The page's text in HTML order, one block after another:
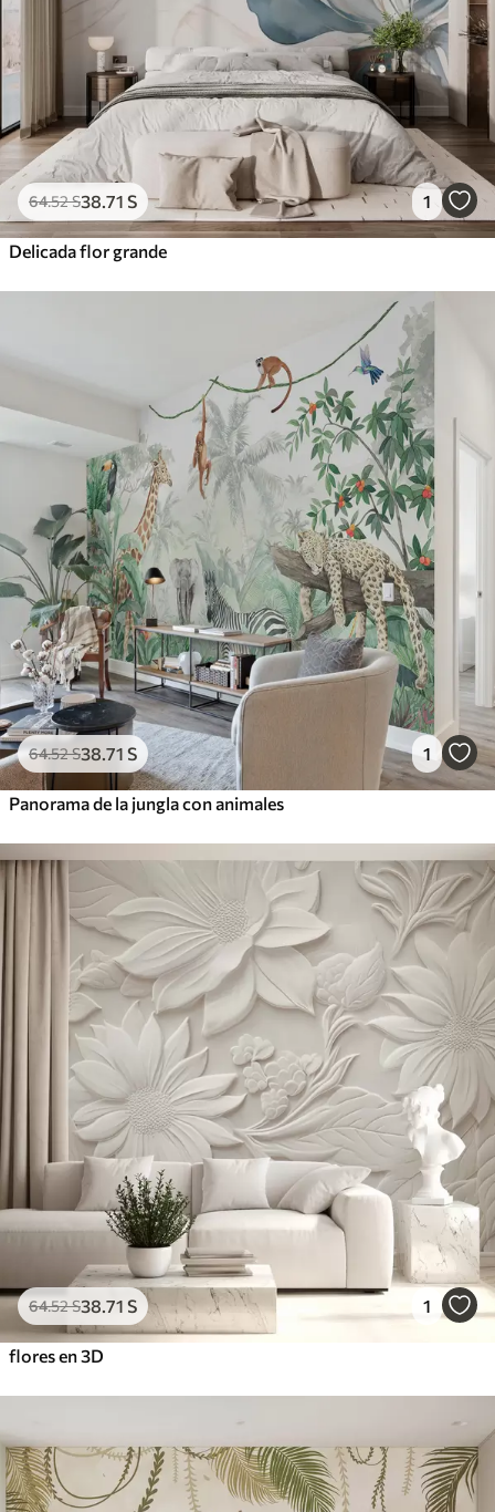
64.52S38 .71 S 1
Delicada flor grande
64.52S38 .71 S 1
Panorama de la jungla con animales
64.52S38 .71 S 1
flores en 3D